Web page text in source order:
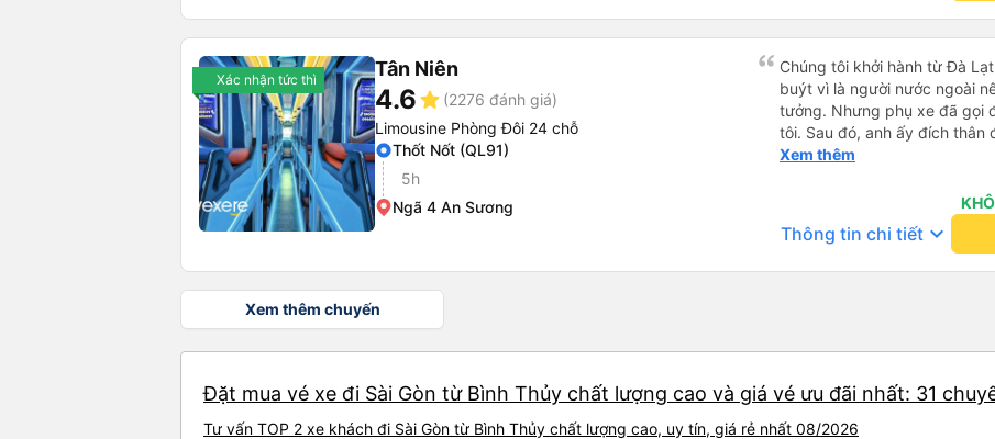
Xác nhận tức thì Tân Niên
4.6star (2276 đánh giá)
Limousine Phòng Đôi 24 chỗ
Thốt Nốt (QL91)
5h
Ngã 4 An Sương
Chúng tôi khởi hành từ Đà
buýt vì là người nước ngoài
tưởng. Nhưng phụ xe đã gọi
tôi. Sau đó, anh ấy đích thân
tiên đi xe giường nằm với hai
uống. Tôi rất ngạc nhiên khi
Thơ và mọi người xuống xe
thức chúng tôi dậy và đảm
Xem thêm
Thông tin chi tiết keyboard_arrow_down
Xem thêm chuyến
Đặt mua vé xe đi Sài Gòn từ Bình Thủy chất lượng cao và giá vé ưu đãi nhất: 31
Tư vấn TOP 2 xe khách đi Sài Gòn từ Bình Thủy chất lượng cao, uy tín, giá rẻ nhất 08/2026